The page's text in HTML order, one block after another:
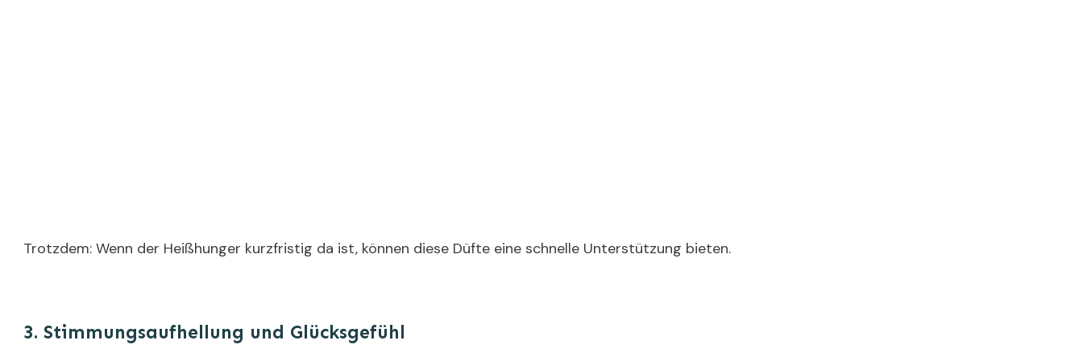
Trotzdem: Wenn der Heißhunger kurzfristig da ist, können diese Düfte eine schnelle Unterstützung bieten.
3. Stimmungsaufhellung und Glücksgefühl